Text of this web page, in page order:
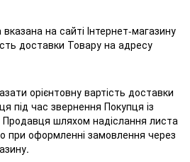
на сайті Інтернет-магазину
доставки Товару на адресу
орієнтовну вартість доставки
під час звернення Покупця із
шляхом надіслання листа
при оформленні замовлення через